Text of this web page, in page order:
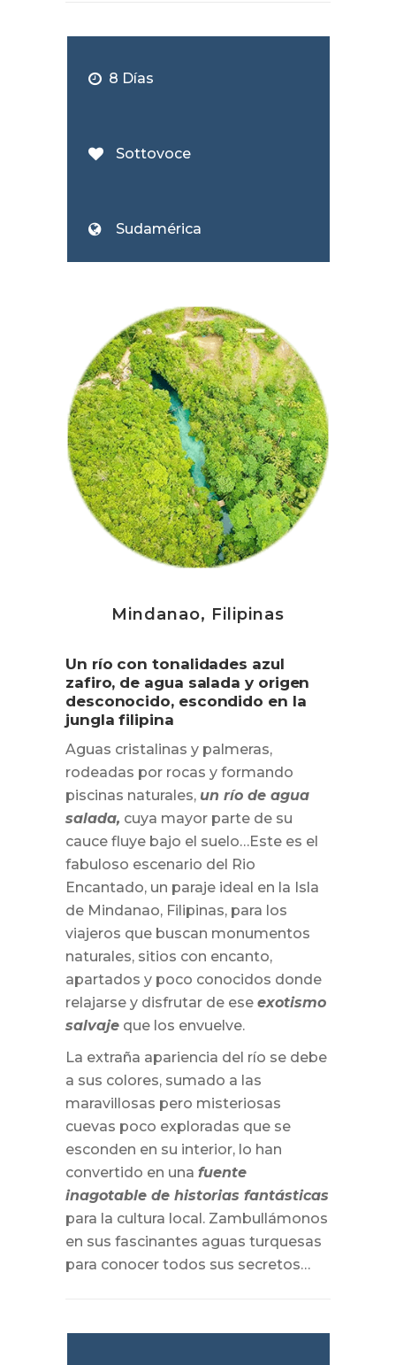
8 Días
Sottovoce
Sudamérica
Mindanao, Filipinas
Un río con tonalidades azul
zafiro, de agua salada y origen
desconocido, escondido en la
jungla filipina
Aguas cristalinas y palmeras,
rodeadas por rocas y formando
piscinas naturales, un río de agua
salada, cuya mayor parte de su
cauce fluye bajo el suelo…Este es el
fabuloso escenario del Rio
Encantado, un paraje ideal en la Isla
de Mindanao, Filipinas, para los
viajeros que buscan monumentos
naturales, sitios con encanto,
apartados y poco conocidos donde
relajarse y disfrutar de ese exotismo
salvaje que los envuelve.
La extraña apariencia del río se debe
a sus colores, sumado a las
maravillosas pero misteriosas
cuevas poco exploradas que se
esconden en su interior, lo han
convertido en una fuente
inagotable de historias fantásticas
para la cultura local. Zambullámonos
en sus fascinantes aguas turquesas
para conocer todos sus secretos…